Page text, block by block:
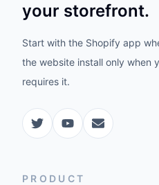
your storefront.
Start with the Shopify app
the website install only when
requires it.
PRODUCT